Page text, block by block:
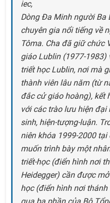
iec,
Dòng Đa Minh người Ba
chuyên gia nổi tiếng về
Tôma. Cha đã giữ chức
giáo Lublin (1977-
triết học Lublin, nơi mà
thành viên lâu năm (từ
đắc cử giáo hoàng), kết
với các trào lưu hiện đại
sinh, hiện-tượng-luận.
niên khóa 1999-2000
muốn trình bày một
triết-học (điển hình nơi
Heidegger) cần được
học (điển hình nơi